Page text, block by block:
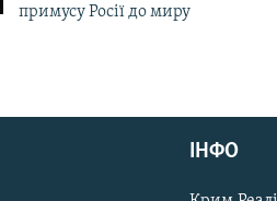
примусу Росії до миру
ІНФО